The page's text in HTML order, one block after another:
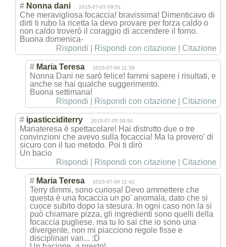
# Nonna dani 2015-07-03 09:51
Che meravigliosa focaccia! bravissima! Dimenticavo di
dirti ti rubo la ricetta la devo provare per forza caldo o
non caldo troverò il coraggio di accendere il forno.
Buona domenica-
Rispondi
Rispondi con citazione Citazione
# Maria Teresa 2015-07-06 11:39
Nonna Dani ne sarò felice! fammi sapere i risultati, e
anche se hai qualche suggerimento.
Buona settimana!
Rispondi
Rispondi con citazione Citazione
# ipasticciditerry 2015-07-05 09:50
Mariateresa è spettacolare! Hai distrutto due o tre
convinzioni che avevo sulla focaccia! Ma la provero' di
sicuro con il tuo metodo. Poi ti dirò
Un bacio
Rispondi
Rispondi con citazione Citazione
# Maria Teresa 2015-07-06 11:42
Terry dimmi, sono curiosa! Devo ammettere che
questa è una focaccia un po' anomala, dato che si
cuoce subito dopo la stesura. In ogni caso non la si
può chiamare pizza, gli ingredienti sono quelli della
focaccia pugliese. ma tu lo sai che io sono una
divergente, non mi piacciono regole fisse e
disciplinari vari... :D